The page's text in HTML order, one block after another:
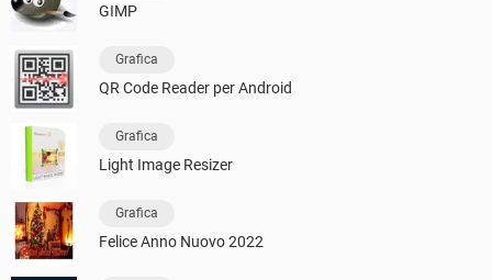
GIMP
Grafica
QR Code Reader per Android
Grafica
Light Image Resizer
Grafica
Felice Anno Nuovo 2022